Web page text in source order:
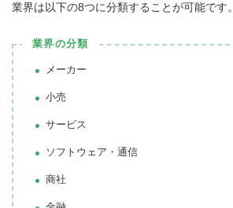
業界は以下の8つに分類することが可能です。
業界の分類
メーカー
小売
サービス
ソフトウェア・通信
商社